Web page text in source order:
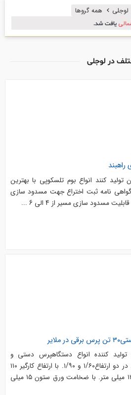
لوجلی همه گروها
یافت شد.
در لوجلی
تولید کنند انواع بوم تلسکوپی با بهترین
نامه ثبت اختراع جهت مسدود سازی
کننده انواع دستگاهپرس دستی و
هیدررولیک. با ۶ ماه ضمانت. در دو ارتفاع۱/۶۰ و ۱/۹۰. با ارتفاع کارگیر ۱۱۰
سانت. با ضخامت ورق بدنه۱۲ میلی متر. با ضخامت ورق ستون ۱۵ میلی